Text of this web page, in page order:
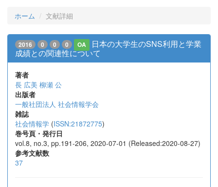
ホーム 文献詳細
2016 0 0 0 OA
日本の大学生のSNS利用と学業
成績との関連性について
著者
長 広美 柳瀬 公
出版者
一般社団法人 社会情報学会
雑誌
社会情報学 (ISSN:21872775)
巻号頁・発行日
vol.8, no.3, pp.191-206, 2020-07-01 (Released:2020-08-27)
参考文献数
37